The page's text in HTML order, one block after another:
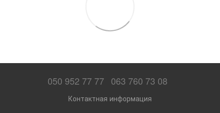
050 952 77 77 063 760 73 08
Контактная информация